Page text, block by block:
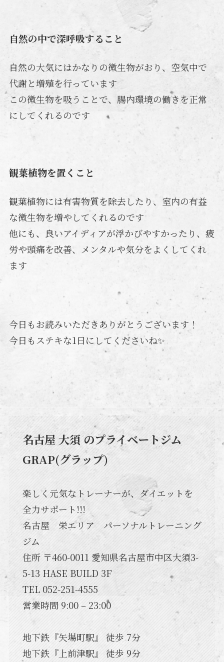
自然の中で深呼吸すること
自然の大気にはかなりの微生物がおり、空気中で
代謝と増殖を行っています
この微生物を吸うことで、腸内環境の働きを正常
にしてくれるのです
観葉植物を置くこと
観葉植物には有害物質を除去したり、室内の有益
な微生物を増やしてくれるのです
他にも、良いアイディアが浮かびやすかったり、疲
労や頭痛を改善、メンタルや気分をよくしてくれ
ます
今日もお読みいただきありがとうございます！
今日もステキな1日にしてくださいね✨
名古屋 大須 のプライベートジム
GRAP(グラップ)
楽しく元気なトレーナーが、ダイエットを
全力サポート!!!
名古屋 栄エリア パーソナルトレーニング
ジム
住所 〒460-0011 愛知県名古屋市中区大須3-
5-13 HASE BUILD 3F
TEL 052-251-4555
営業時間 9:00 – 23:00
地下鉄『矢場町駅』 徒歩 7分
地下鉄『上前津駅』 徒歩 9分